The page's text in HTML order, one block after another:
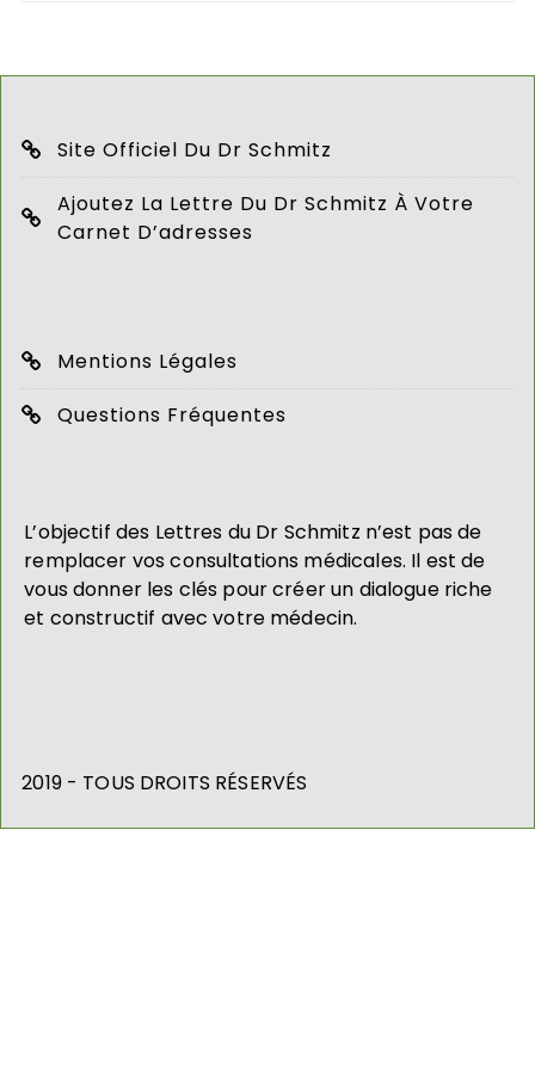
Site Officiel Du Dr Schmitz
Ajoutez La Lettre Du Dr Schmitz À Votre
Carnet D’adresses
Mentions Légales
Questions Fréquentes
L’objectif des Lettres du Dr Schmitz n’est pas de
remplacer vos consultations médicales. Il est de
vous donner les clés pour créer un dialogue riche
et constructif avec votre médecin.
2019 - TOUS DROITS RÉSERVÉS